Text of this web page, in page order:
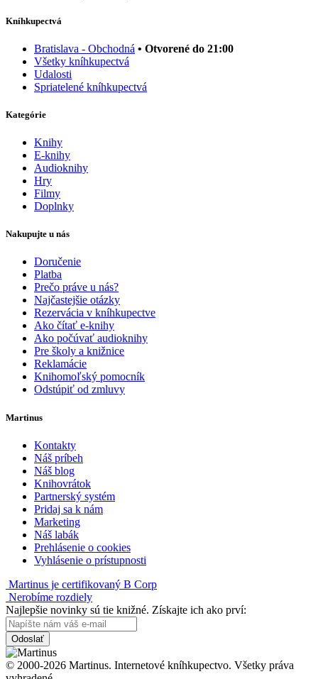
Kníhkupectvá
Bratislava - Obchodná • Otvorené do 21:00
Všetky kníhkupectvá
Udalosti
Spriatelené kníhkupectvá
Kategórie
Knihy
E-knihy
Audioknihy
Hry
Filmy
Doplnky
Nakupujte u nás
Doručenie
Platba
Prečo práve u nás?
Najčastejšie otázky
Rezervácia v kníhkupectve
Ako čítať e-knihy
Ako počúvať audioknihy
Pre školy a knižnice
Reklamácie
Knihomoľský pomocník
Odstúpiť od zmluvy
Martinus
Kontakty
Náš príbeh
Náš blog
Knihovrátok
Partnerský systém
Pridaj sa k nám
Marketing
Náš labák
Prehlásenie o cookies
Vyhlásenie o prístupnosti
Martinus je certifikovaný B Corp
Nerobíme rozdiely
Najlepšie novinky sú tie knižné. Získajte ich ako prví:
Odoslať
© 2000-2026 Martinus. Internetové kníhkupectvo. Všetky práva